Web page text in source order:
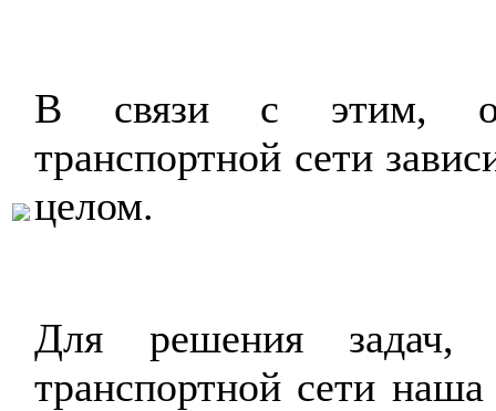
В связи с этим, от
транспортной сети
целом.
Для решения задач,
транспортной сети наша